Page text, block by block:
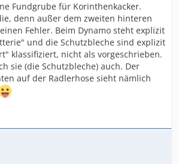
Fundgrube für Korinthenkacker.
denn außer dem zweiten hinteren
Fehler. Beim Dynamo steht explizit
und die Schutzbleche sind explizit
klassifiziert, nicht als vorgeschrieben.
sie (die Schutzbleche) auch. Der
auf der Radlerhose sieht nämlich